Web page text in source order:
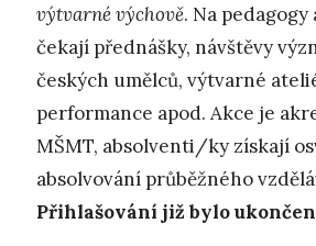
výtvarné výchově. Na
čekají přednášky, návštěvy
českých umělců, výtvarné
performance apod. Akce je
MŠMT, absolventi/ky získají
absolvování průběžného
Přihlašování již bylo